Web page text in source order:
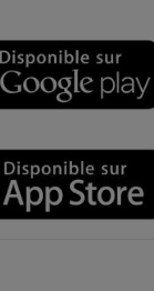
- 8h